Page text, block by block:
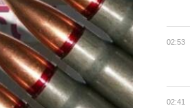
02:53
02:41